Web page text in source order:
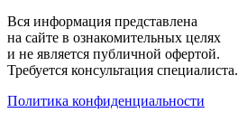
Вся информация представлена
на сайте в ознакомительных целях
и не является публичной офертой.
Требуется консультация специалиста.
Политика конфиденциальности